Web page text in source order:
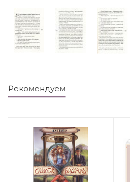
Рекомендуем